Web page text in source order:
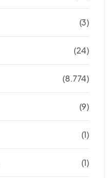
(3)
(24)
(8.774)
(9)
(1)
(1)